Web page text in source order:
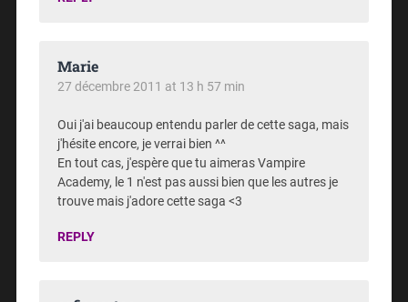
Marie
27 décembre 2011 at 13 h 57 min
Oui j'ai beaucoup entendu parler de cette saga, mais
j'hésite encore, je verrai bien ^^
En tout cas, j'espère que tu aimeras Vampire
Academy, le 1 n'est pas aussi bien que les autres je
trouve mais j'adore cette saga <3
REPLY